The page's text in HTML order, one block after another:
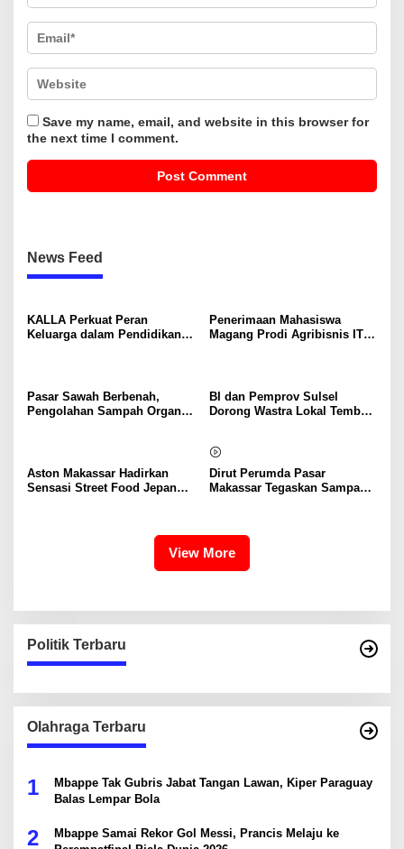
Save my name, email, and website in this browser for
the next time I comment.
News Feed
KALLA Perkuat Peran
Keluarga dalam Pendidikan
Penerimaan Mahasiswa
Magang Prodi Agribisnis ITP
Pasar Sawah Berbenah,
Pengolahan Sampah Organik
BI dan Pemprov Sulsel
Dorong Wastra Lokal Tembus
Aston Makassar Hadirkan
Sensasi Street Food Jepang
Dirut Perumda Pasar
Makassar Tegaskan Sampah
View More
Politik Terbaru
Olahraga Terbaru
1
Mbappe Tak Gubris Jabat Tangan Lawan, Kiper Paraguay
Balas Lempar Bola
2
Mbappe Samai Rekor Gol Messi, Prancis Melaju ke